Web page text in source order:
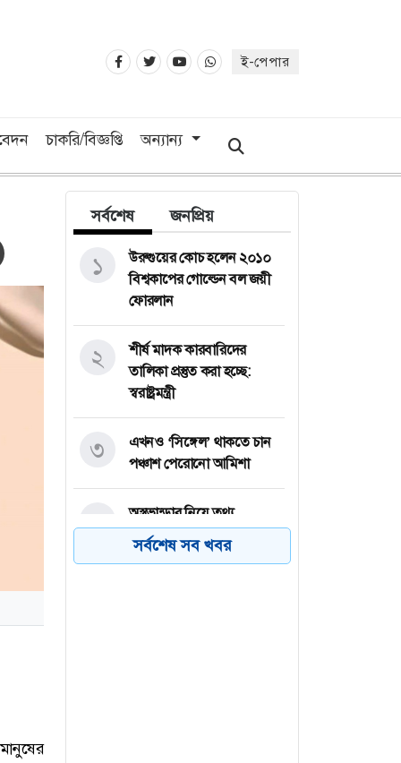
ই-পেপার
চাকরি/বিজ্ঞপ্তি অন্যান্য
সর্বশেষ জনপ্রিয়
উরুগুয়ের কোচ হলেন ২০১০
বিশ্বকাপের গোল্ডেন বল জয়ী
ফোরলান
১
শীর্ষ মাদক কারবারিদের
তালিকা প্রস্তুত করা হচ্ছে:
স্বরাষ্ট্রমন্ত্রী
২
এখনও ‘সিঙ্গেল’ থাকতে চান
পঞ্চাশ পেরোনো আমিশা
৩
অস্ত্রভান্ডার নিয়ে তথ্য
ফাঁসকারীদের কারাদণ্ডের
হুঁশিয়ারি ট্রাম্পের
৪
সর্বশেষ সব খবর